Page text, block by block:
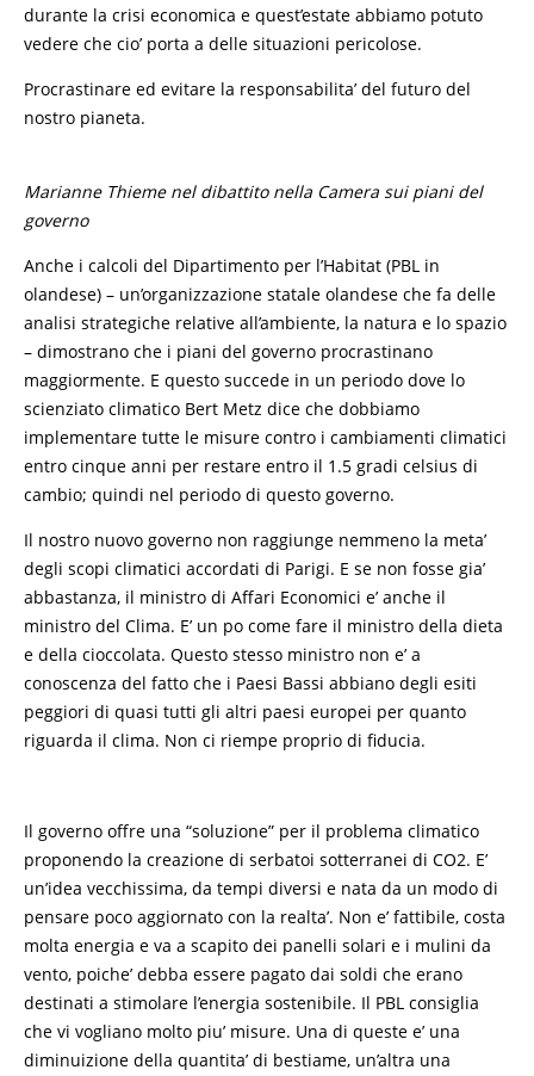
durante la crisi economica e quest’estate abbiamo potuto
vedere che cio’ porta a delle situazioni pericolose.
Procrastinare ed evitare la responsabilita’ del futuro del
nostro pianeta.
Marianne Thieme nel dibattito nella Camera sui piani del
governo
Anche i calcoli del Dipartimento per l’Habitat (PBL in
olandese) – un’organizzazione statale olandese che fa delle
analisi strategiche relative all’ambiente, la natura e lo spazio
– dimostrano che i piani del governo procrastinano
maggiormente. E questo succede in un periodo dove lo
scienziato climatico Bert Metz dice che dobbiamo
implementare tutte le misure contro i cambiamenti climatici
entro cinque anni per restare entro il 1.5 gradi celsius di
cambio; quindi nel periodo di questo governo.
Il nostro nuovo governo non raggiunge nemmeno la meta’
degli scopi climatici accordati di Parigi. E se non fosse gia’
abbastanza, il ministro di Affari Economici e’ anche il
ministro del Clima. E’ un po come fare il ministro della dieta
e della cioccolata. Questo stesso ministro non e’ a
conoscenza del fatto che i Paesi Bassi abbiano degli esiti
peggiori di quasi tutti gli altri paesi europei per quanto
riguarda il clima. Non ci riempe proprio di fiducia.
Il governo offre una “soluzione” per il problema climatico
proponendo la creazione di serbatoi sotterranei di CO2. E’
un’idea vecchissima, da tempi diversi e nata da un modo di
pensare poco aggiornato con la realta’. Non e’ fattibile, costa
molta energia e va a scapito dei panelli solari e i mulini da
vento, poiche’ debba essere pagato dai soldi che erano
destinati a stimolare l’energia sostenibile. Il PBL consiglia
che vi vogliano molto piu’ misure. Una di queste e’ una
diminuizione della quantita’ di bestiame, un’altra una